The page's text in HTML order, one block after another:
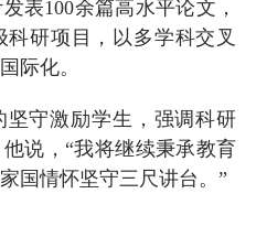
表100余篇高水平论文，
研项目，以多学科交叉
际化。
守激励学生，强调科研
说，“我将继续秉承教育
国情怀坚守三尺讲台。”